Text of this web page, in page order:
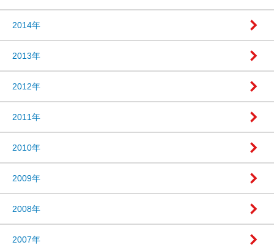
2014年
2013年
2012年
2011年
2010年
2009年
2008年
2007年